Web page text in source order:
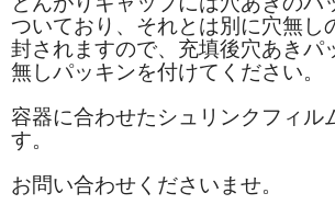
ついており、それとは別に穴無し
封されますので、充填後穴あきパ
無しパッキンを付けてください。
容器に合わせたシュリンクフィル
す。
お問い合わせくださいませ。